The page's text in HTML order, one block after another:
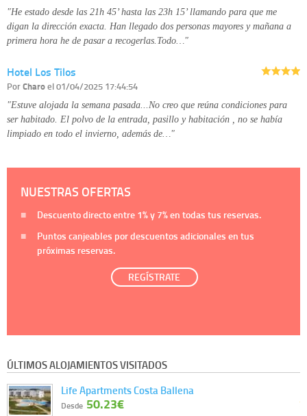
"He estado desde las 21h 45’ hasta las 23h 15’ llamando para que me
digan la dirección exacta. Han llegado dos personas mayores y mañana a
primera hora he de pasar a recogerlas.Todo…"
Hotel Los Tilos
PorCharoel 01/04/2025 17:44:54
"Estuve alojada la semana pasada...No creo que reúna condiciones para
ser habitado. El polvo de la entrada, pasillo y habitación , no se había
limpiado en todo el invierno, además de…"
NUESTRAS OFERTAS
Descuento directo entre 1%y 7%en todas tus reservas.
Puntos canjeables por descuentos adicionales en tus
próximas reservas.
REGÍSTRATE
ÚLTIMOS ALOJAMIENTOS VISITADOS
Life Apartments Costa Ballena
Desde 50.23€